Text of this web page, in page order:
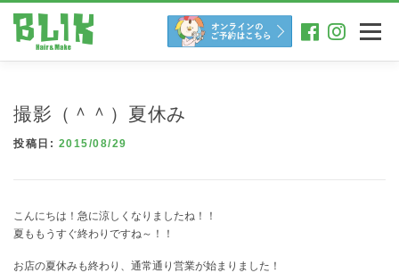
ン
メニュー
撮影（＾＾）夏休み
投稿日: 2015/08/29
こんにちは！急に涼しくなりましたね！！
夏ももうすぐ終わりですね～！！
お店の夏休みも終わり、通常通り営業が始まりました！